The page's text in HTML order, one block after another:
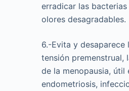
erradicar las
olores desagradables.
6.-Evita y desaparece
tensión premenstrual,
de la menopausia, útil
endometriosis,